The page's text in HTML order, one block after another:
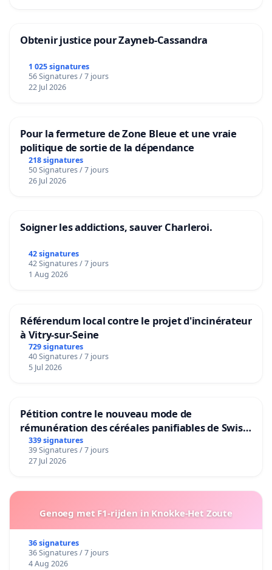
Obtenir justice pour Zayneb-Cassandra
1 025 signatures
56 Signatures / 7 jours
22 Jul 2026
Pour la fermeture de Zone Bleue et une vraie
politique de sortie de la dépendance
218 signatures
50 Signatures / 7 jours
26 Jul 2026
Soigner les addictions, sauver Charleroi.
42 signatures
42 Signatures / 7 jours
1 Aug 2026
Référendum local contre le projet d'incinérateur
à Vitry-sur-Seine
729 signatures
40 Signatures / 7 jours
5 Jul 2026
Pétition contre le nouveau mode de
rémunération des céréales panifiables de Swiss
granum basé sur la teneur en protéines
339 signatures
39 Signatures / 7 jours
27 Jul 2026
Genoeg met F1-rijden in Knokke-Het Zoute
36 signatures
36 Signatures / 7 jours
4 Aug 2026